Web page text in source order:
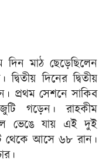
মাঠ ছেড়েছিলেন
দিনের দ্বিতীয়
প্রথম সেশনে সাকিব
গড়েন। রাহকীম
ভেঙে যায় এই দুই
থেকে আসে ৬৮ রান।